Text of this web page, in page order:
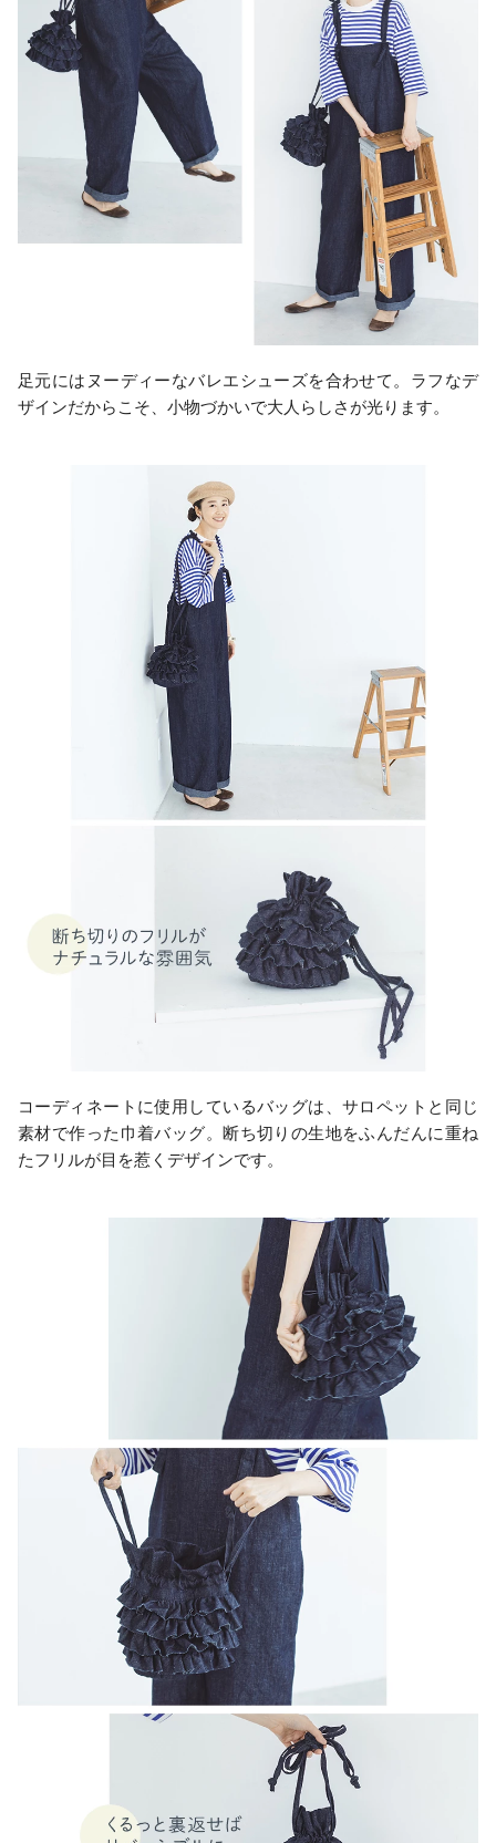
足元にはヌーディーなバレエシューズを合わせて。ラフなデ
ザインだからこそ、小物づかいで大人らしさが光ります。
コーディネートに使用しているバッグは、サロペットと同じ
素材で作った巾着バッグ。断ち切りの生地をふんだんに重ね
たフリルが目を惹くデザインです。